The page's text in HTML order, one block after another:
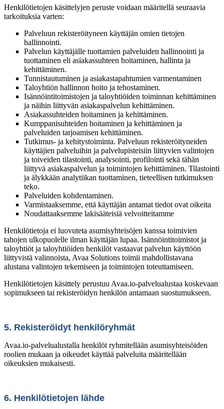
Henkilötietojen käsittelyjen peruste voidaan määritellä seuraavia
tarkoituksia varten:
Palveluun rekisteröityneen käyttäjän omien tietojen
hallinnointi.
Palvelun käyttäjälle tuottamien palveluiden hallinnointi ja
tuottaminen eli asiakassuhteen hoitaminen, hallinta ja
kehittäminen.
Tunnistautuminen ja asiakastapahtumien varmentaminen
Taloyhtiön hallinnon hoito ja tehostaminen.
Isännöintitoimistojen ja taloyhtiöiden toiminnan kehittäminen
ja näihin liittyvän asiakaspalvelun kehittäminen.
Asiakassuhteiden hoitaminen ja kehittäminen.
Kumppanisuhteiden hoitaminen ja kehittäminen ja
palveluiden tarjoamisen kehittäminen.
Tutkimus- ja kehitystoiminta. Palveluun rekisteröityneiden
käyttäjien palveluihin ja palvelupisteisiin liittyvien valintojen
ja toiveiden tilastointi, analysointi, profilointi sekä tähän
liittyvä asiakaspalvelun ja toimintojen kehittäminen. Tilastointi
ja älykkään analytiikan tuottaminen, tieteellisen tutkimuksen
teko.
Palveluiden kohdentaminen.
Varmistaaksemme, että käyttäjän antamat tiedot ovat oikeita
Noudattaaksemme lakisääteisiä velvoitteitamme
Henkilötietoja ei luovuteta asumisyhteisöjen kanssa toimivien
tahojen ulkopuolelle ilman käyttäjän lupaa. Isännöintitoimistot ja
taloyhtiöt ja taloyhtiöiden henkilöt vastaavat palvelun käyttöön
liittyvistä valinnoista, Avaa Solutions toimii mahdollistavana
alustana valintojen tekemiseen ja toimintojen toteuttamiseen.
Henkilötietojen käsittely perustuu Avaa.io-palvelualustaa koskevaan
sopimukseen tai rekisteröidyn henkilön antamaan suostumukseen.
5. Rekisteröidyt henkilöryhmät
Avaa.io-palvelualustalla henkilöt ryhmitellään asumisyhteisöiden
roolien mukaan ja oikeudet käyttää palveluita määritellään
oikeuksien mukaisesti.
6. Henkilötietojen lähde